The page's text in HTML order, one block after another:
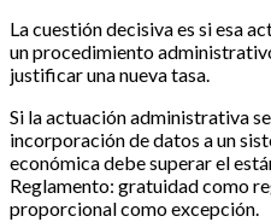
La cuestión decisiva es si esa
un procedimiento
justificar una nueva tasa.
Si la actuación administrativa
incorporación de datos a un
económica debe superar el
Reglamento: gratuidad como
proporcional como excepción.